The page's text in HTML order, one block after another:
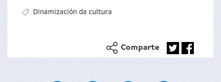
Dinamización da cultura
Comparte